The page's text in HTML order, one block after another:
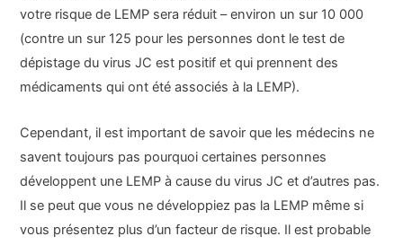
votre risque de LEMP sera réduit – environ un sur 10 000
(contre un sur 125 pour les personnes dont le test de
dépistage du virus JC est positif et qui prennent des
médicaments qui ont été associés à la LEMP).
Cependant, il est important de savoir que les médecins ne
savent toujours pas pourquoi certaines personnes
développent une LEMP à cause du virus JC et d’autres pas.
Il se peut que vous ne développiez pas la LEMP même si
vous présentez plus d’un facteur de risque. Il est probable